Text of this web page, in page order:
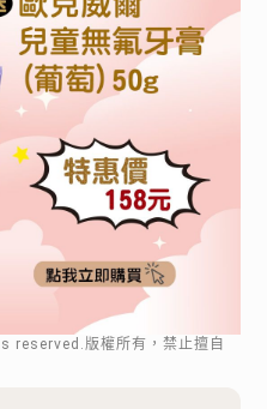
reserved.版權所有，禁止擅自